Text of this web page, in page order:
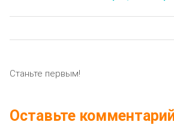
Станьте первым!
Оставьте